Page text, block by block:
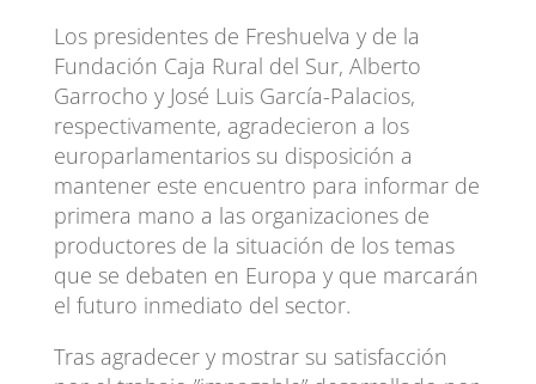
Los presidentes de Freshuelva y de la
Fundación Caja Rural del Sur, Alberto
Garrocho y José Luis García-Palacios,
respectivamente, agradecieron a los
europarlamentarios su disposición a
mantener este encuentro para informar de
primera mano a las organizaciones de
productores de la situación de los temas
que se debaten en Europa y que marcarán
el futuro inmediato del sector.
Tras agradecer y mostrar su satisfacción